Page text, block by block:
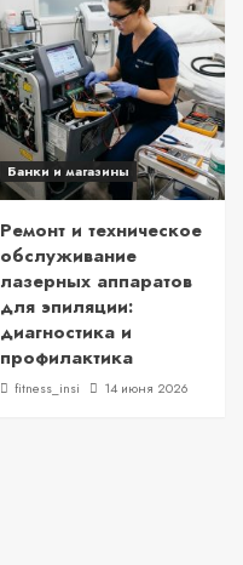
Банки и магазины
Ремонт и техническое
обслуживание
лазерных аппаратов
для эпиляции:
диагностика и
профилактика
fitness_insi 14 июня 2026